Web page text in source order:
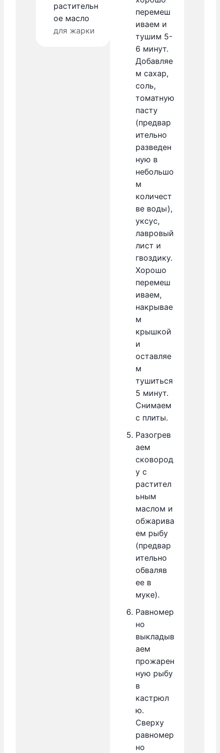
растительн
ое масло
для жарки
перемеш
иваем и
тушим 5-
6 минут.
Добавляе
м сахар,
соль,
томатную
пасту
(предвар
ительно
разведен
ную в
небольшо
м
количест
ве воды),
уксус,
лавровый
лист и
гвоздику.
Хорошо
перемеш
иваем,
накрывае
м
крышкой
и
оставляе
м
тушиться
5 минут.
Снимаем
с плиты.
Разогрев
аем
сковород
у с
растител
ьным
маслом и
обжарива
ем рыбу
(предвар
ительно
обваляв
ее в
муке).
Равномер
но
выкладыв
аем
прожарен
ную рыбу
в
кастрюл
ю.
Сверху
равномер
но